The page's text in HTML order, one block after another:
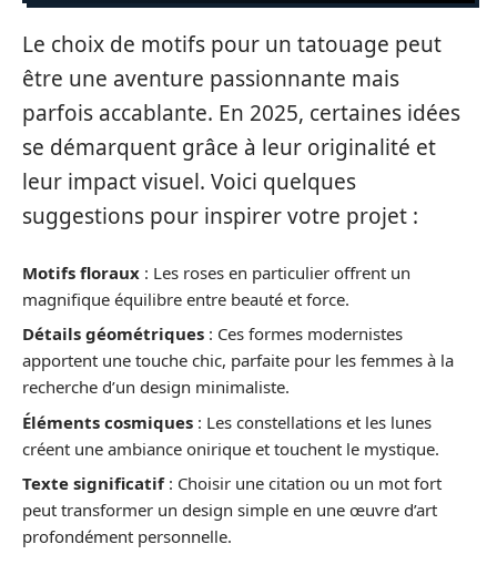
Le choix de motifs pour un tatouage peut
être une aventure passionnante mais
parfois accablante. En 2025, certaines idées
se démarquent grâce à leur originalité et
leur impact visuel. Voici quelques
suggestions pour inspirer votre projet :
Motifs floraux : Les roses en particulier offrent un
magnifique équilibre entre beauté et force.
Détails géométriques : Ces formes modernistes
apportent une touche chic, parfaite pour les femmes à la
recherche d’un design minimaliste.
Éléments cosmiques : Les constellations et les lunes
créent une ambiance onirique et touchent le mystique.
Texte significatif: Choisir une citation ou un mot fort
peut transformer un design simple en une œuvre d’art
profondément personnelle.